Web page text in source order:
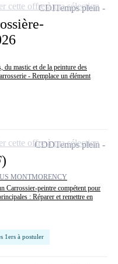
du mastic et de la peinture des
- Remplace un élément
CDITemps plein
cette offre à ma sélection
MONTMORENCY
Carrossier-peintre compétent pour
: Réparer et remettre en
1ers à postuler
CDDTemps plein
cette offre à ma sélection